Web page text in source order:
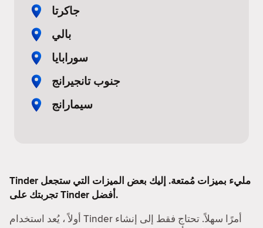
جاكرتا
بالي
سورابايا
جنوب تانجيرانج
سيمارانج
Tinder مليء بميزات مُمتعة. إليك بعض الميزات التي ستجعل
تجربتك على Tinder أفضل.
أولاً ، يُعد استخدام Tinder أمرًا سهلاً. تحتاج فقط إلى إنشاء